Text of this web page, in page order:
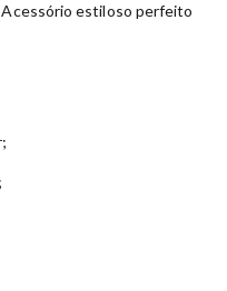
Acessório estiloso perfeito